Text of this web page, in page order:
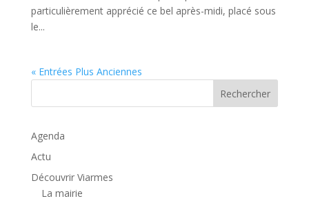
particulièrement apprécié ce bel après-midi, placé sous
le...
« Entrées Plus Anciennes
Rechercher
Agenda
Actu
Découvrir Viarmes
La mairie